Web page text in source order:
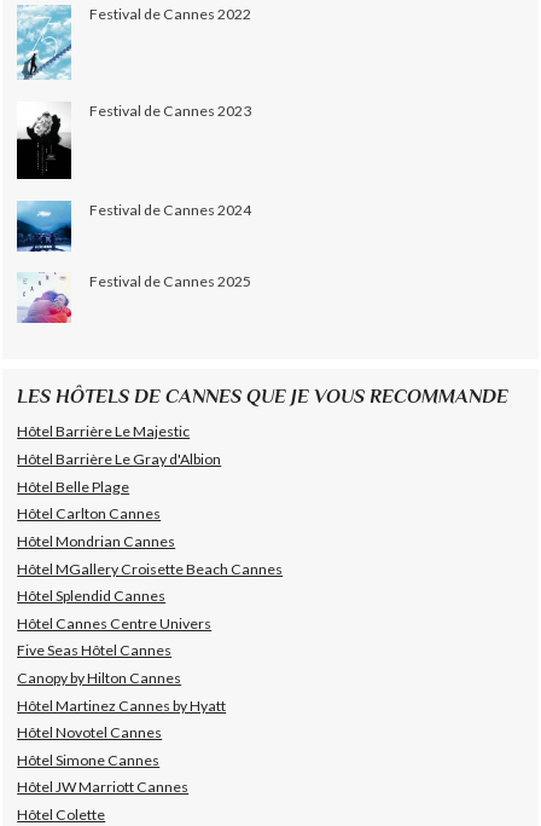
Festival de Cannes 2022
Festival de Cannes 2023
Festival de Cannes 2024
Festival de Cannes 2025
LES HÔTELS DE CANNES QUE JE VOUS RECOMMANDE
Hôtel Barrière Le Majestic
Hôtel Barrière Le Gray d'Albion
Hôtel Belle Plage
Hôtel Carlton Cannes
Hôtel Mondrian Cannes
Hôtel MGallery Croisette Beach Cannes
Hôtel Splendid Cannes
Hôtel Cannes Centre Univers
Five Seas Hôtel Cannes
Canopy by Hilton Cannes
Hôtel Martinez Cannes by Hyatt
Hôtel Novotel Cannes
Hôtel Simone Cannes
Hôtel JW Marriott Cannes
Hôtel Colette